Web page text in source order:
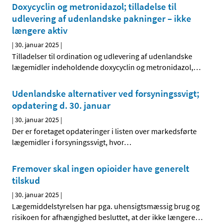
Doxycyclin og metronidazol; tilladelse til
udlevering af udenlandske pakninger – ikke
længere aktiv
|30. januar 2025 |
Tilladelser til ordination og udlevering af udenlandske
lægemidler indeholdende doxycyclin og metronidazol,…
Udenlandske alternativer ved forsyningssvigt;
opdatering d. 30. januar
|30. januar 2025 |
Der er foretaget opdateringer i listen over markedsførte
lægemidler i forsyningssvigt, hvor…
Fremover skal ingen opioider have generelt
tilskud
|30. januar 2025 |
Lægemiddelstyrelsen har pga. uhensigtsmæssig brug og
risikoen for afhængighed besluttet, at der ikke længere…